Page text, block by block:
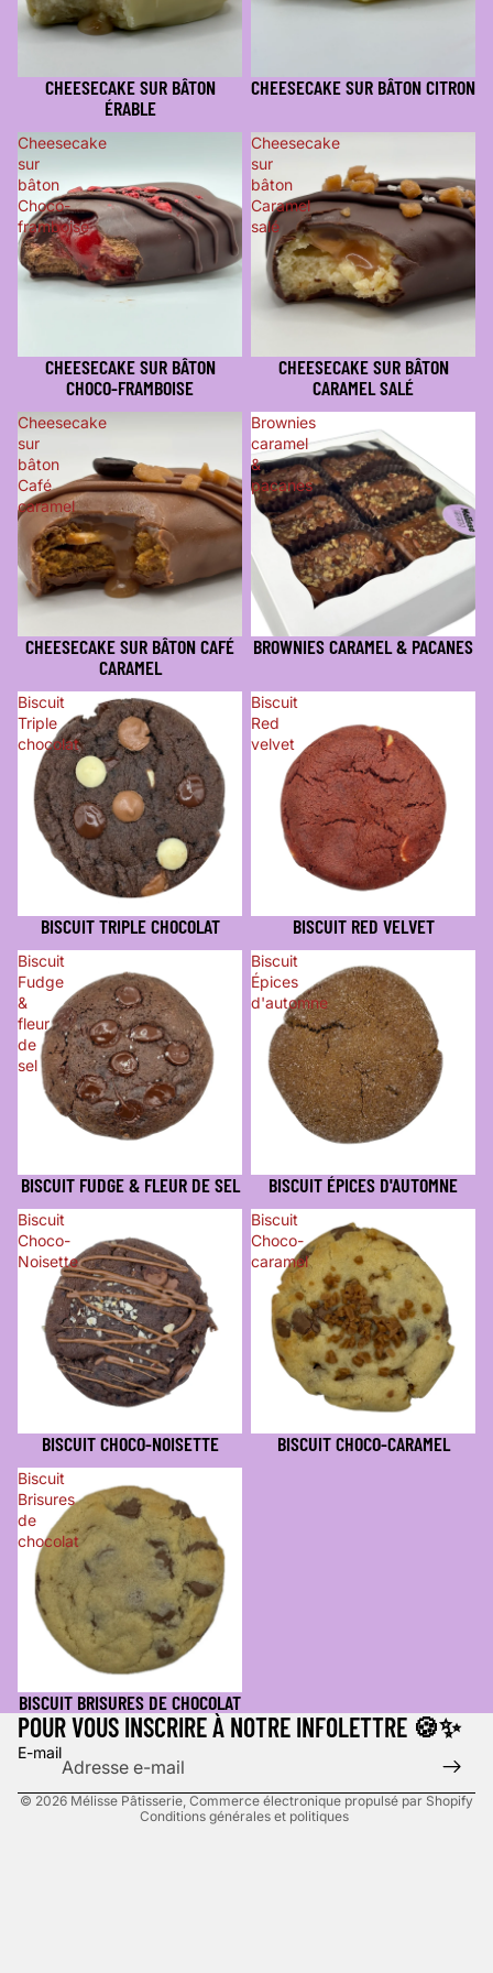
CHEESECAKE SUR BÂTON
ÉRABLE
CHEESECAKE SUR BÂTON CITRON
Cheesecake
sur
bâton
Choco-
framboise
CHEESECAKE SUR BÂTON
CHOCO-FRAMBOISE
Cheesecake
sur
bâton
Caramel
salé
CHEESECAKE SUR BÂTON
CARAMEL SALÉ
Cheesecake
sur
bâton
Café
caramel
CHEESECAKE SUR BÂTON CAFÉ
CARAMEL
Brownies
caramel
&
pacanes
BROWNIES CARAMEL & PACANES
Biscuit
Triple
chocolat
BISCUIT TRIPLE CHOCOLAT
Biscuit
Red
velvet
BISCUIT RED VELVET
Biscuit
Fudge
&
fleur
de
sel
BISCUIT FUDGE & FLEUR DE SEL
Biscuit
Épices
d'automne
BISCUIT ÉPICES D'AUTOMNE
Biscuit
Choco-
Noisette
BISCUIT CHOCO-NOISETTE
Biscuit
Choco-
caramel
BISCUIT CHOCO-CARAMEL
Biscuit
Brisures
de
chocolat
BISCUIT BRISURES DE CHOCOLAT
POUR VOUS INSCRIRE À NOTRE INFOLETTRE 🍪✨
E-mail
© 2026 Mélisse Pâtisserie Commerce électronique propulsé par Shopify
Conditions générales et politiques
Politique de remboursement
Politique de confidentialité
Politique d’expédition
Coordonnées
Politique de résiliation